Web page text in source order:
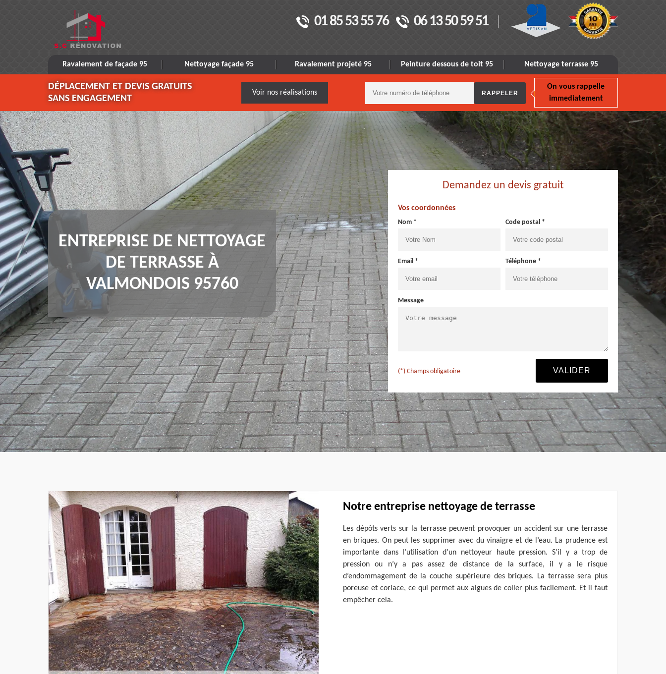
01 85 53 55 76 06 13 50 59 51
Ravalement de façade 95 Nettoyage façade 95 Ravalement projeté 95 Peinture dessous de toit 95 Nettoyage terrasse 95
DÉPLACEMENT ET DEVIS GRATUITS
SANS ENGAGEMENT
Voir nos réalisations
On vous rappelle
immediatement
ENTREPRISE DE NETTOYAGE
DE TERRASSE À
VALMONDOIS 95760
Demandez un devis gratuit
Vos coordonnées
Nom * Code postal *
Email * Téléphone *
Message
(*) Champs obligatoire
Notre entreprise nettoyage de terrasse
Les dépôts verts sur la terrasse peuvent provoquer un accident sur une terrasse
en briques. On peut les supprimer avec du vinaigre et de l’eau. La prudence est
importante dans l’utilisation d’un nettoyeur haute pression. S’il y a trop de
pression ou n’y a pas assez de distance de la surface, il y a le risque
d’endommagement de la couche supérieure des briques. La terrasse sera plus
poreuse et coriace, ce qui permet aux algues de coller plus facilement. Et il faut
empêcher cela.